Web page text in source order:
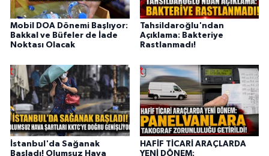
Mobil DOA Dönemi Başlıyor:
Bakkal ve Büfeler de İade
Noktası Olacak
Tahsildaroğlu'ndan
Açıklama: Bakteriye
Rastlanmadı!
İstanbul'da Sağanak
Başladı! Olumsuz Hava
HAFİF TİCARİ ARAÇLARDA
YENİ DÖNEM: